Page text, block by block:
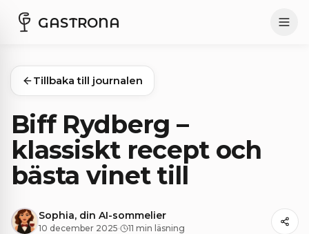
GASTRONA
Tillbaka till journalen
Biff Rydberg –
klassiskt recept och
bästa vinet till
Sophia, din AI-sommelier
10 december 2025· 11 min läsning